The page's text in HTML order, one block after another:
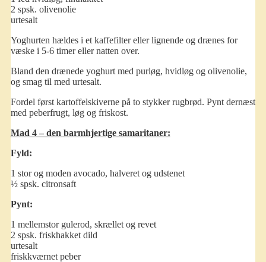
2 spsk. olivenolie
urtesalt
Yoghurten hældes i et kaffefilter eller lignende og drænes for
væske i 5-6 timer eller natten over.
Bland den drænede yoghurt med purløg, hvidløg og olivenolie,
og smag til med urtesalt.
Fordel først kartoffelskiverne på to stykker rugbrød. Pynt dernæst
med peberfrugt, løg og friskost.
Mad 4 – den barmhjertige samaritaner:
Fyld:
1 stor og moden avocado, halveret og udstenet
½ spsk. citronsaft
Pynt:
1 mellemstor gulerod, skrællet og revet
2 spsk. friskhakket dild
urtesalt
friskkværnet peber